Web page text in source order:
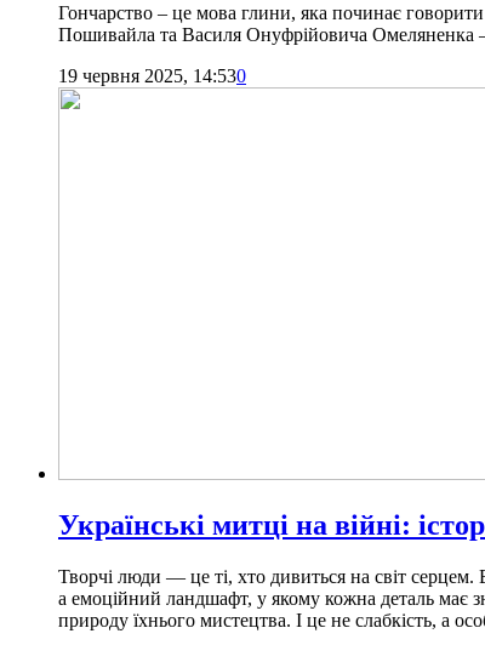
Гончарство – це мова глини, яка починає
Пошивайла та Василя Онуфрійовича Омеляненка –
19 червня 2025, 14:530
Українські митці на війні:
Творчі люди — це ті, хто дивиться на світ серцем.
а емоційний ландшафт, у якому кожна деталь має
природу їхнього мистецтва. І це не слабкість, а